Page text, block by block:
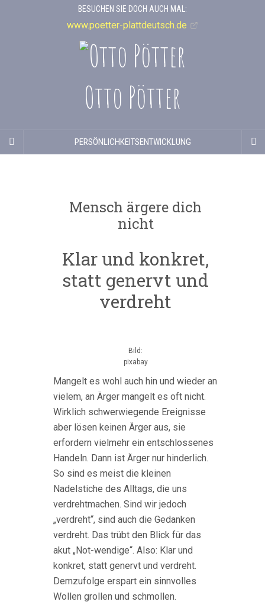
BESUCHEN SIE DOCH AUCH MAL:
www.poetter-plattdeutsch.de
Otto Pötter
PERSÖNLICHKEITSENTWICKLUNG
Mensch ärgere dich
nicht
Klar und konkret,
statt genervt und
verdreht
Bild:
pixabay
Mangelt es wohl auch hin und wieder an
vielem, an Ärger mangelt es oft nicht.
Wirklich schwerwiegende Ereignisse
aber lösen keinen Ärger aus, sie
erfordern vielmehr ein entschlossenes
Handeln. Dann ist Ärger nur hinderlich.
So sind es meist die kleinen
Nadelstiche des Alltags, die uns
verdrehtmachen. Sind wir jedoch
„verdreht“, sind auch die Gedanken
verdreht. Das trübt den Blick für das
akut „Not-wendige“. Also: Klar und
konkret, statt genervt und verdreht.
Demzufolge erspart ein sinnvolles
Wollen grollen und schmollen.